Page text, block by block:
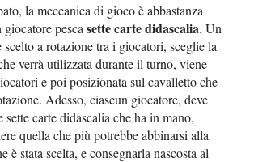
la meccanica di gioco è abbastanza
giocatore pescasette carte didascalia. Un
a rotazione tra i giocatori, sceglie la
verrà utilizzata durante il turno, viene
e poi posizionata sul cavalletto che
Adesso, ciascun giocatore, deve
sette carte didascalia che ha in mano,
quella che più potrebbe abbinarsi alla
è stata scelta, e consegnarla nascosta al